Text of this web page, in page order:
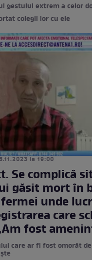
gestului extrem a celor
colegii lor cu ele
la 19:00
Se complică
găsit mort în
unde
care
fost
care ar fi fost omorât